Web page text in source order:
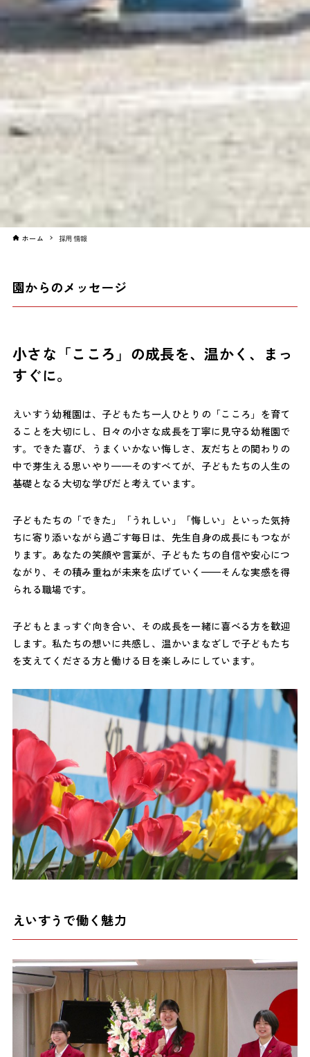
ホーム 採用情報
園からのメッセージ
小さな「こころ」の成長を、温かく、まっ
すぐに。
えいすう幼稚園は、子どもたち一人ひとりの「こころ」を育て
ることを大切にし、日々の小さな成長を丁寧に見守る幼稚園で
す。できた喜び、うまくいかない悔しさ、友だちとの関わりの
中で芽生える思いやり——そのすべてが、子どもたちの人生の
基礎となる大切な学びだと考えています。
子どもたちの「できた」「うれしい」「悔しい」といった気持
ちに寄り添いながら過ごす毎日は、先生自身の成長にもつなが
ります。あなたの笑顔や言葉が、子どもたちの自信や安心につ
ながり、その積み重ねが未来を広げていく——そんな実感を得
られる職場です。
子どもとまっすぐ向き合い、その成長を一緒に喜べる方を歓迎
します。私たちの想いに共感し、温かいまなざしで子どもたち
を支えてくださる方と働ける日を楽しみにしています。
えいすうで働く魅力